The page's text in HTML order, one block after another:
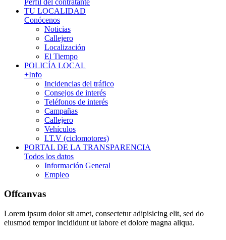
TU LOCALIDAD
Conócenos
Noticias
Callejero
Localización
El Tiempo
POLICÍA LOCAL
+Info
Incidencias del tráfico
Consejos de interés
Teléfonos de interés
Campañas
Callejero
Vehículos
I.T.V (ciclomotores)
PORTAL DE LA TRANSPARENCIA
Todos los datos
Información General
Empleo
Offcanvas
Lorem ipsum dolor sit amet, consectetur adipisicing elit, sed do
eiusmod tempor incididunt ut labore et dolore magna aliqua.